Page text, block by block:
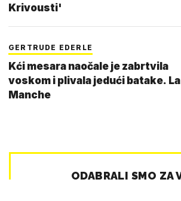
Krivousti'
GERTRUDE EDERLE
Kći mesara naočale je zabrtvila
voskom i plivala jedući batake. La
Manche